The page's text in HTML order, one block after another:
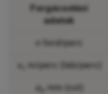
Forgácsolási
adatok
n ford/perc
v
m/perc (láb/perc)
a
mm (col)